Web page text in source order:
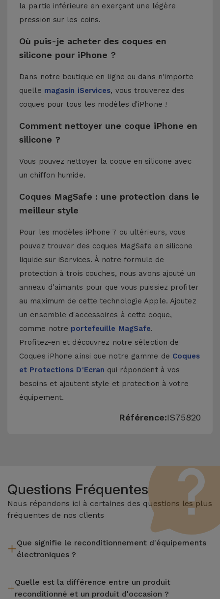
la partie inférieure en exerçant une légère
pression sur les coins.
Où puis-je acheter des coques en
silicone pour iPhone ?
Dans notre boutique en ligne ou dans n'importe
quelle magasin iServices, vous trouverez des
coques pour tous les modèles d'iPhone !
Comment nettoyer une coque iPhone en
silicone ?
Vous pouvez nettoyer la coque en silicone avec
un chiffon humide.
Coques MagSafe : une protection dans le
meilleur style
Pour les modèles iPhone 7 ou ultérieurs, vous
pouvez trouver des coques MagSafe en silicone
liquide sur iServices. À notre formule de
protection à trois couches, nous avons ajouté un
anneau d'aimants pour que vous puissiez profiter
au maximum de cette technologie Apple. Ajoutez
un ensemble d'accessoires à cette coque,
comme notre portefeuille MagSafe.
Profitez-en et découvrez notre sélection de
Coques iPhone ainsi que notre gamme de Coques
et Protections D'Ecran qui répondent à vos
besoins et ajoutent style et protection à votre
équipement.
Référence:IS75820
Questions Fréquentes
Nous répondons ici à certaines des questions les plus
fréquentes de nos clients
Que signifie le reconditionnement d'équipements
électroniques ?
l'inspection, le nettoyage, sans oublier la réparation de tout
composant défectueux. Il convient de rappeler que tous les
Quelle est la différence entre un produit
reconditionné et un produit d'occasion ?